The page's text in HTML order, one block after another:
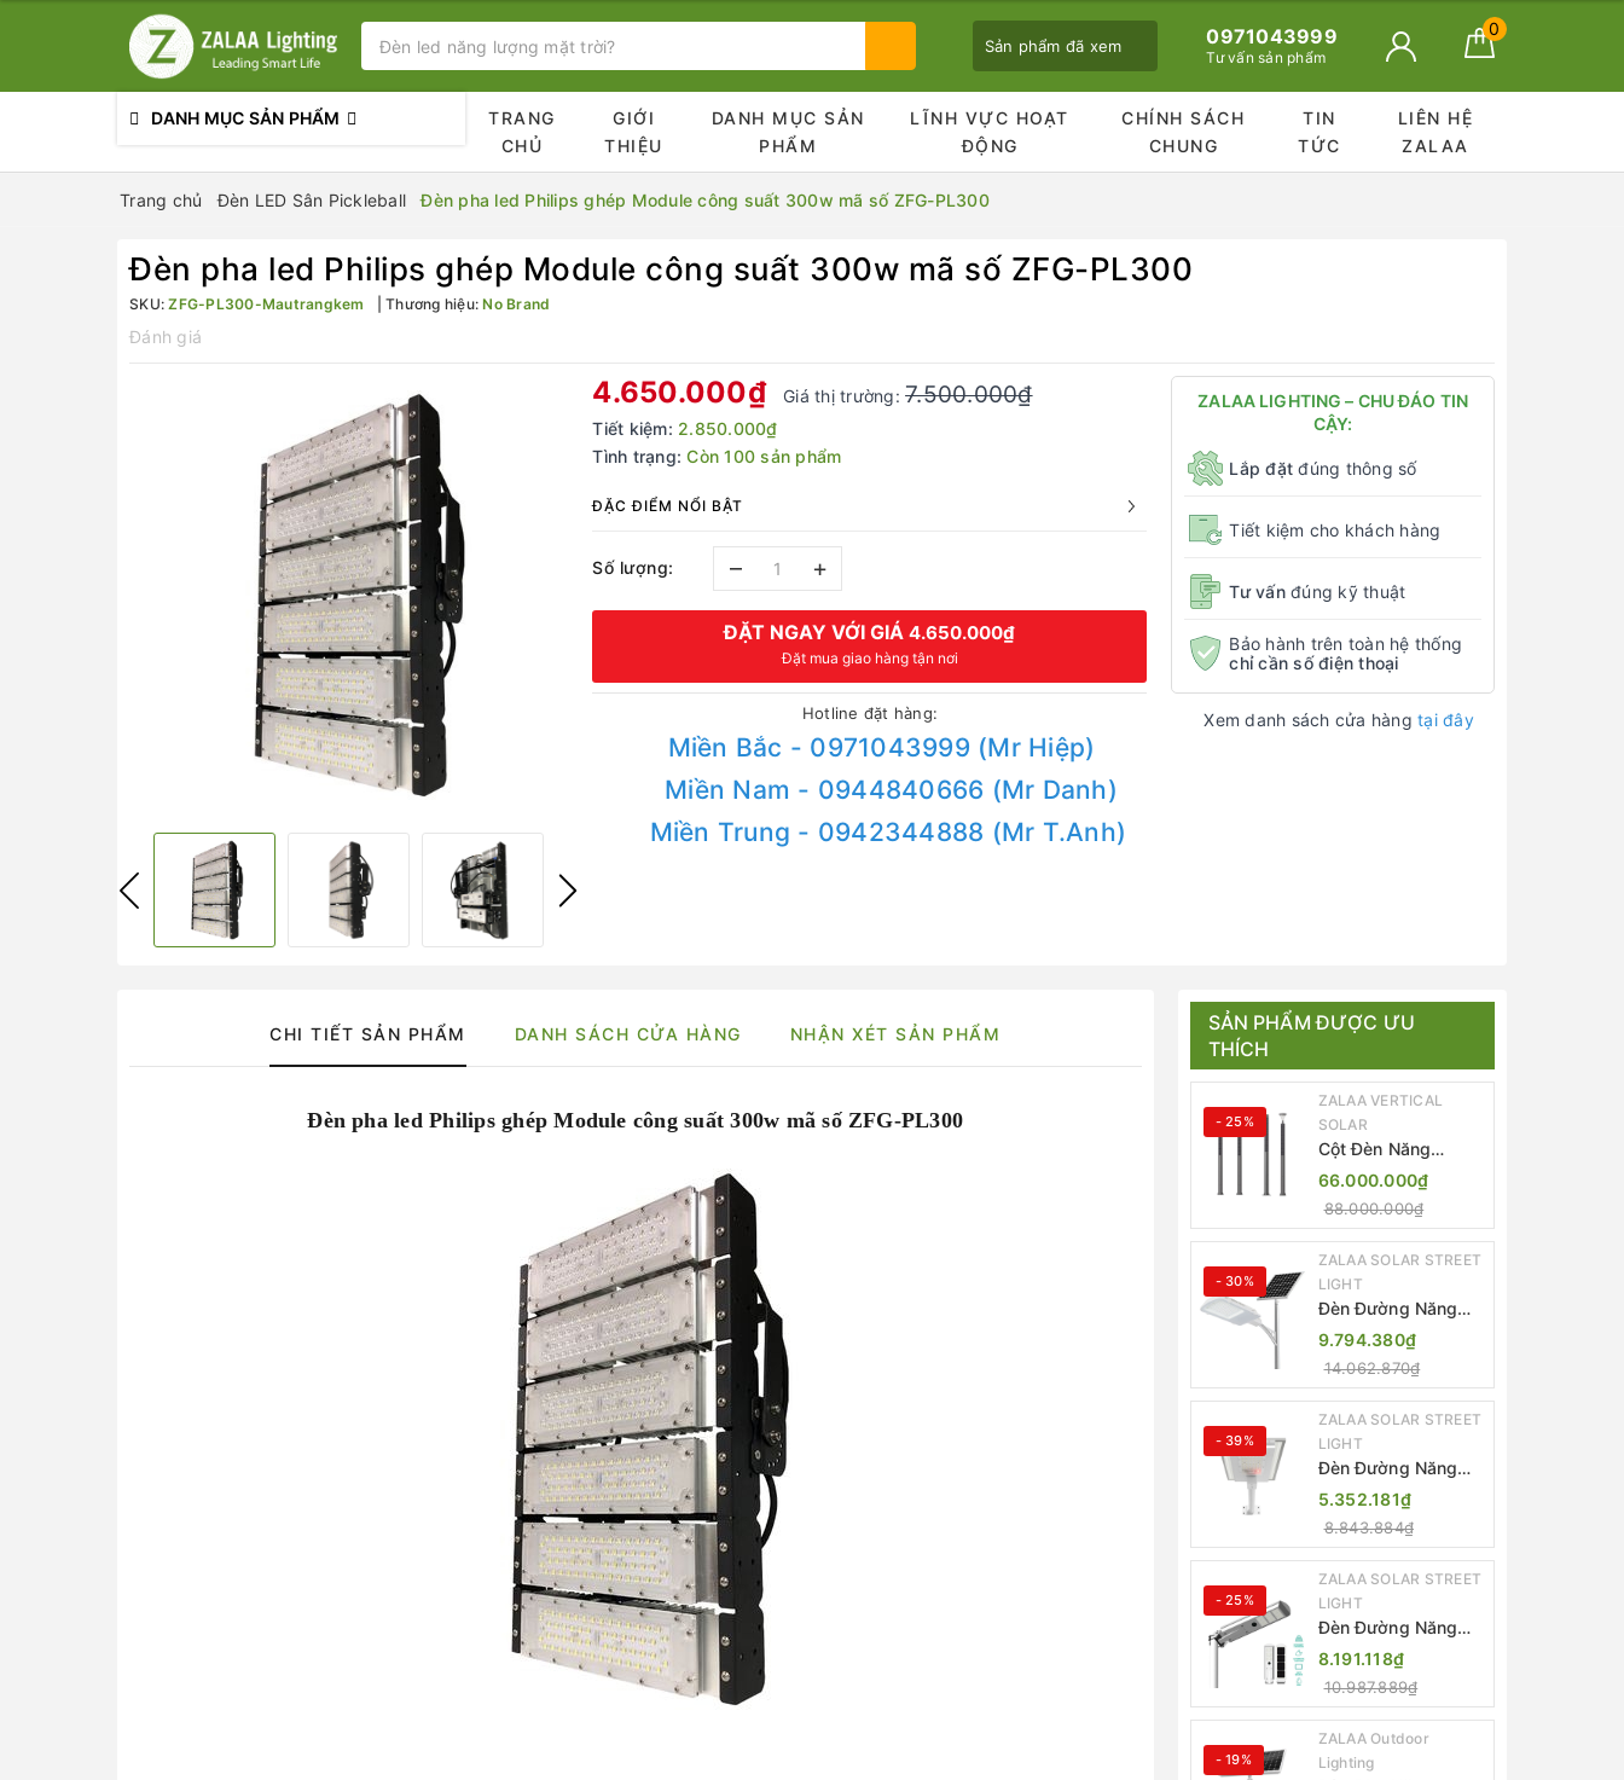
Sản phẩm đã xem
Bạn chưa xem sản phẩm nào
0971043999
Tư vấn sản phẩm
0
DANH MỤC SẢN PHẨM
TRANG
CHỦ
GIỚI
THIỆU
DANH MỤC SẢN
PHẨM
LĨNH VỰC HOẠT
ĐỘNG
CHÍNH SÁCH
CHUNG
TIN
TỨC
LIÊN HỆ
ZALAA
Trang chủ Đèn LED Sân Pickleball Đèn pha led Philips ghép Module công suất 300w mã số ZFG-PL300
Đèn pha led Philips ghép Module công suất 300w mã số ZFG-PL300
SKU:ZFG-PL300-Mautrangkem Thương hiệu:No Brand
Đánh giá
4.650.000₫ Giá thị trường:7.500.000₫
Tiết kiệm: 2.850.000₫
Tình trạng: Còn 100 sản phẩm
ĐẶC ĐIỂM NỔI BẬT
Số lượng: – +
ĐẶT NGAY VỚI GIÁ4.650.000₫
Đặt mua giao hàng tận nơi
Hotline đặt hàng:
Miền Bắc - 0971043999 (Mr Hiệp)
Miền Nam - 0944840666 (Mr Danh)
Miền Trung - 0942344888 (Mr T.Anh)
ZALAA LIGHTING – CHU ĐÁO TIN
CẬY:
Lắp đặt đúng thông số
Tiết kiệm cho khách hàng
Tư vấnđúng kỹ thuật
Bảo hành trên toàn hệ thống
chỉ cần số điện thoại
Xem danh sách cửa hàngtại đây
CHI TIẾT SẢN PHẨM DANH SÁCH CỬA HÀNG NHẬN XÉT SẢN PHẨM
Đèn pha led Philips ghép Module công suất 300w mã số ZFG-PL300
SẢN PHẨM ĐƯỢC ƯU
THÍCH
- 25%
ZALAA VERTICAL
SOLAR
Cột Đèn Năng
Lượng Mặt Trời Dọc
Thông Minh ZSR-
YYDS-360 | ZALAA
Jsc
66.000.000₫
88.000.000₫
- 30%
ZALAA SOLAR STREET
LIGHT
Đèn Đường Năng
Lượng Mặt Trời
Thông Minh Điều
Khiển MPPT ZL-
GMX01 ZALAA
9.794.380₫
14.062.870₫
- 39%
ZALAA SOLAR STREET
LIGHT
Đèn Đường Năng
Lượng Mặt Trời
Nhôm Đúc ZALAA
ZL-BWH Cao Cấp
IP65
5.352.181₫
8.843.884₫
- 25%
ZALAA SOLAR STREET
LIGHT
Đèn Đường Năng
Lượng Mặt Trời Tích
Hợp Camera ZALAA
ZL-BJ04-CCTV
(80W, IP65)
8.191.118₫
10.987.889₫
- 19%
ZALAA Outdoor
Lighting